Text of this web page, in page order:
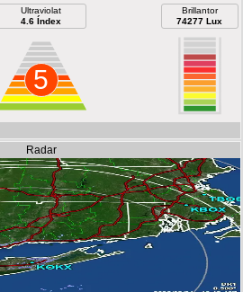
Ultraviolat
4.6 Índex
5
Brillantor
74277 Lux
Radar